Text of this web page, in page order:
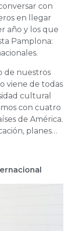
con
en llegar
año y los que
Pamplona:
de nuestros
viene de todas
cultural
con cuatro
de América.
planes…